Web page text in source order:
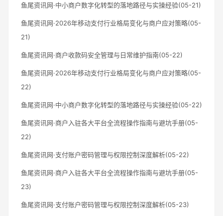
鱼尾资讯网·中小商户数字化转型的落地路径与实操经验(05-21)
鱼尾资讯网·2026年移动支付行业格局变化与商户应对策略(05-
21)
鱼尾资讯网·商户收款码安全管理与日常维护指南(05-22)
鱼尾资讯网·2026年移动支付行业格局变化与商户应对策略(05-
22)
鱼尾资讯网·中小商户数字化转型的落地路径与实操经验(05-22)
鱼尾资讯网·商户入驻各大平台全流程操作指南与避坑手册(05-
22)
鱼尾资讯网·支付账户密码管理与权限控制深度解析(05-22)
鱼尾资讯网·商户入驻各大平台全流程操作指南与避坑手册(05-
23)
鱼尾资讯网·支付账户密码管理与权限控制深度解析(05-23)